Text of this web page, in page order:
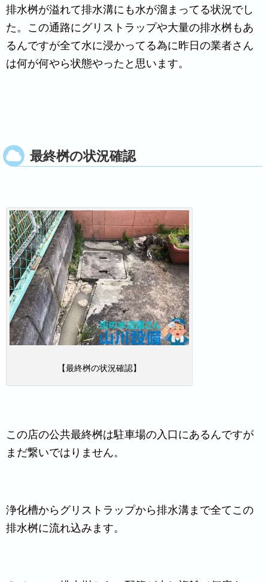
排水桝が溢れて排水溝にも水が溜まってる状況でし
た。この通路にグリストラップや大量の排水桝もあ
るんですが全て水に浸かってる為に昨日の業者さん
は何が何やら状態やったと思います。
最終桝の状況確認
【最終桝の状況確認】
この店の公共最終桝は駐車場の入口にあるんですが
まだ繋いではりません。
浄化槽からグリストラップから排水溝まで全てこの
排水桝に流れ込みます。